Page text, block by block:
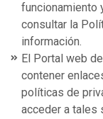
funcionamiento
consultar la
información.
El Portal web
contener
políticas de
acceder a tales